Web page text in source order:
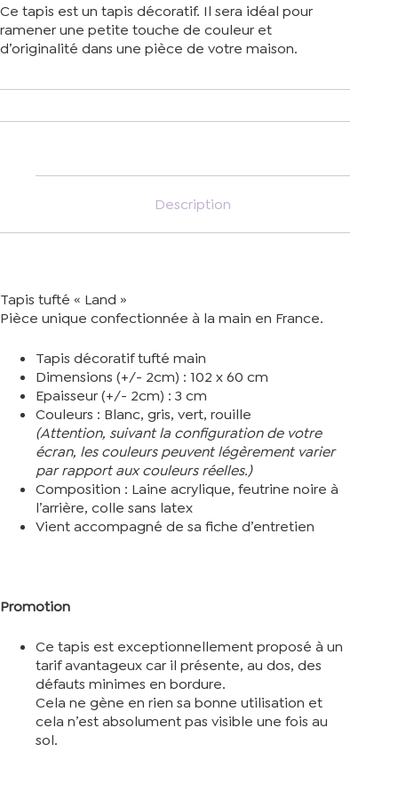
Ce tapis est un tapis décoratif. Il sera idéal pour
ramener une petite touche de couleur et
d’originalité dans une pièce de votre maison.
Description
Tapis tufté « Land »
Pièce unique confectionnée à la main en France.
Tapis décoratif tufté main
Dimensions (+/- 2cm) : 102 x 60 cm
Epaisseur (+/- 2cm) : 3 cm
Couleurs : Blanc, gris, vert, rouille
(Attention, suivant la configuration de votre
écran, les couleurs peuvent légèrement varier
par rapport aux couleurs réelles.)
Composition : Laine acrylique, feutrine noire à
l’arrière, colle sans latex
Vient accompagné de sa fiche d’entretien
Promotion
Ce tapis est exceptionnellement proposé à un
tarif avantageux car il présente, au dos, des
défauts minimes en bordure.
Cela ne gène en rien sa bonne utilisation et
cela n’est absolument pas visible une fois au
sol.